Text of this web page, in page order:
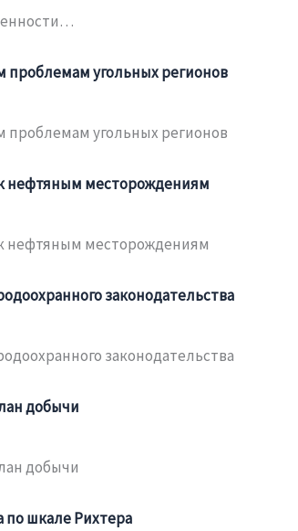
проблемам угольных регионов
проблемам угольных регионов
нефтяным месторождениям
нефтяным месторождениям
законодательства
законодательства
добычи
добычи
по шкале Рихтера